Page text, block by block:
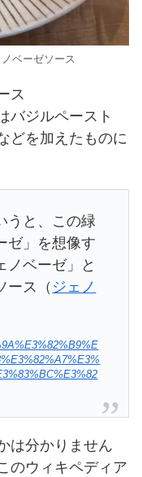
ベーゼソース
ス
バジルペースト
どを加えたものに
うと、この緑
ゼ」を想像す
ノベーゼ」と
ース（ ジェノ
は分かりません
のウィキペディア